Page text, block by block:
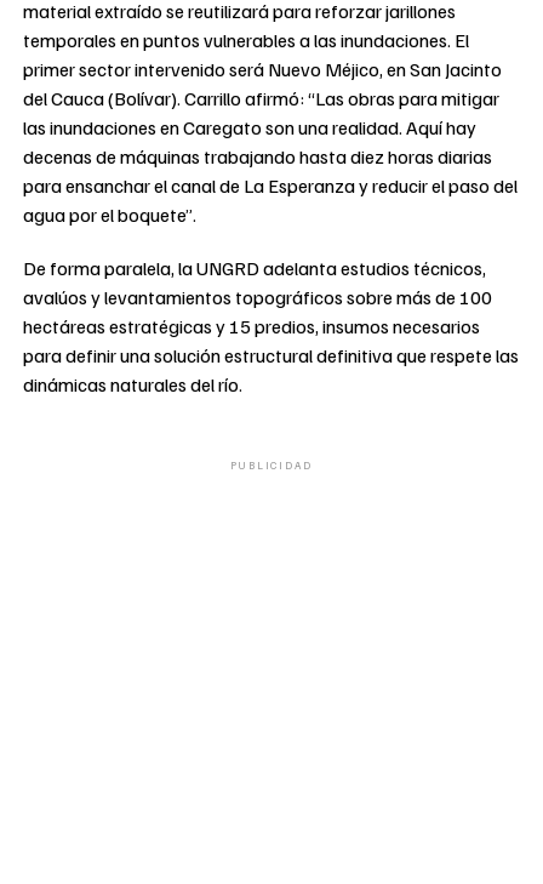
material extraído se reutilizará para reforzar jarillones
temporales en puntos vulnerables a las inundaciones. El
primer sector intervenido será Nuevo Méjico, en San Jacinto
del Cauca (Bolívar). Carrillo afirmó: “Las obras para mitigar
las inundaciones en Caregato son una realidad. Aquí hay
decenas de máquinas trabajando hasta diez horas diarias
para ensanchar el canal de La Esperanza y reducir el paso del
agua por el boquete”.
De forma paralela, la UNGRD adelanta estudios técnicos,
avalúos y levantamientos topográficos sobre más de 100
hectáreas estratégicas y 15 predios, insumos necesarios
para definir una solución estructural definitiva que respete las
dinámicas naturales del río.
PUBLICIDAD